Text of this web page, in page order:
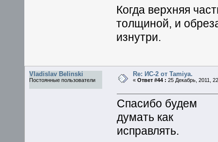
Когда верхняя
толщиной, и
изнутри.
Vladislav Belinski
Постоянные пользователи
Re: ИС-2 от Tamiya.
« Ответ #44 : 25 Декабрь, 2011,
Спасибо будем
думать как
исправлять.